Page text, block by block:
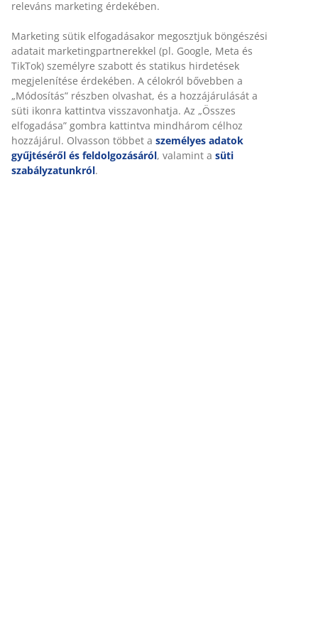
gyerekkorból. Ezen oknál fogva a ROSENFINK tűzrakó
egy tökéletes választás mindazok számára, akik egy
letisztult és elegáns fatüzelésű tűzrakóra vágynak.
releváns marketing érdekében.
Marketing sütik elfogadásakor megosztjuk böngészési
adatait marketingpartnerekkel (pl. Google, Meta és
TikTok) személyre szabott és statikus hirdetések
megjelenítése érdekében. A célokról bővebben a
„Módosítás” részben olvashat, és a hozzájárulását a
süti ikonra kattintva visszavonhatja. Az „Összes
elfogadása” gombra kattintva mindhárom célhoz
hozzájárul. Olvasson többet a személyes adatok
gyűjtéséről és feldolgozásáról, valamint a süti
szabályzatunkról.